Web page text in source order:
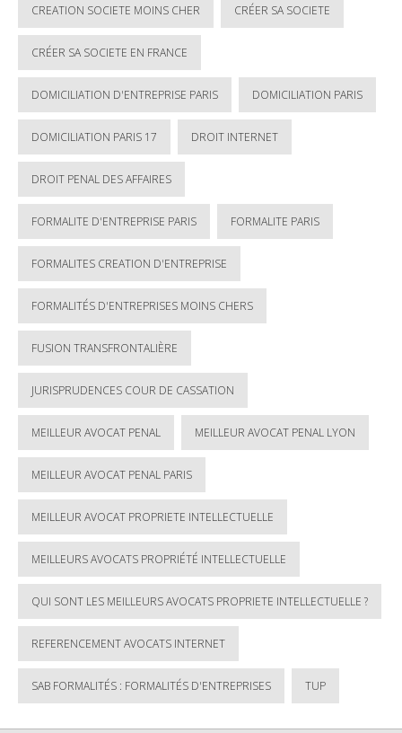
CREATION SOCIETE MOINS CHER CRÉER SA SOCIETE
CRÉER SA SOCIETE EN FRANCE
DOMICILIATION D'ENTREPRISE PARIS DOMICILIATION PARIS
DOMICILIATION PARIS 17 DROIT INTERNET
DROIT PENAL DES AFFAIRES
FORMALITE D'ENTREPRISE PARIS FORMALITE PARIS
FORMALITES CREATION D'ENTREPRISE
FORMALITÉS D'ENTREPRISES MOINS CHERS
FUSION TRANSFRONTALIÈRE
JURISPRUDENCES COUR DE CASSATION
MEILLEUR AVOCAT PENAL MEILLEUR AVOCAT PENAL LYON
MEILLEUR AVOCAT PENAL PARIS
MEILLEUR AVOCAT PROPRIETE INTELLECTUELLE
MEILLEURS AVOCATS PROPRIÉTÉ INTELLECTUELLE
QUI SONT LES MEILLEURS AVOCATS PROPRIETE INTELLECTUELLE ?
REFERENCEMENT AVOCATS INTERNET
SAB FORMALITÉS : FORMALITÉS D'ENTREPRISES TUP